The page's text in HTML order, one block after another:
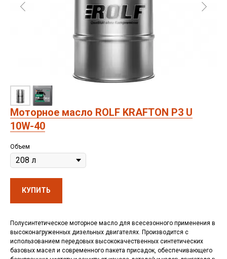
Моторное масло ROLF KRAFTON P3 U
10W-40
Объем
КУПИТЬ
Полусинтетическое моторное масло для всесезонного применения в
высоконагруженных дизельных двигателях. Производится с
использованием передовых высококачественных синтетических
базовых масел и современного пакета присадок, обеспечивающего